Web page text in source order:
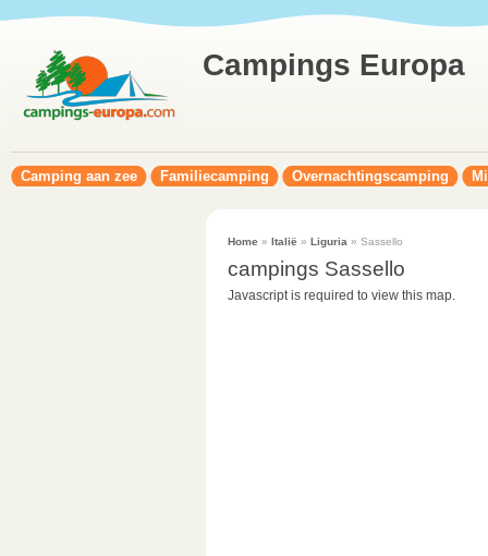
Campings Europa
Camping aan zee Familiecamping Overnachtingscamping
Home » Italië » Liguria » Sassello
campings Sassello
Javascript is required to view this map.